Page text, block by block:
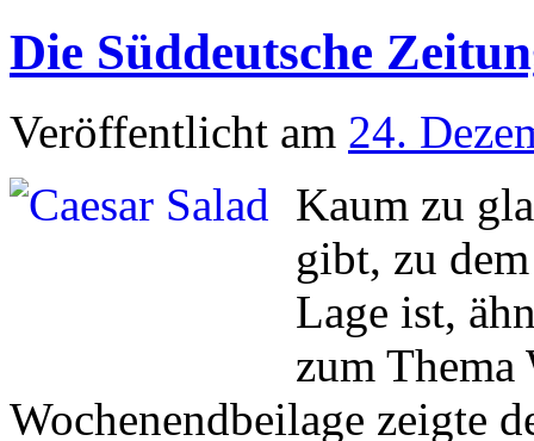
Die Süddeutsche
Veröffentlicht am 24.
Kaum zu
gibt, zu
Lage ist,
zum Thema
Wochenendbeilage zeigte